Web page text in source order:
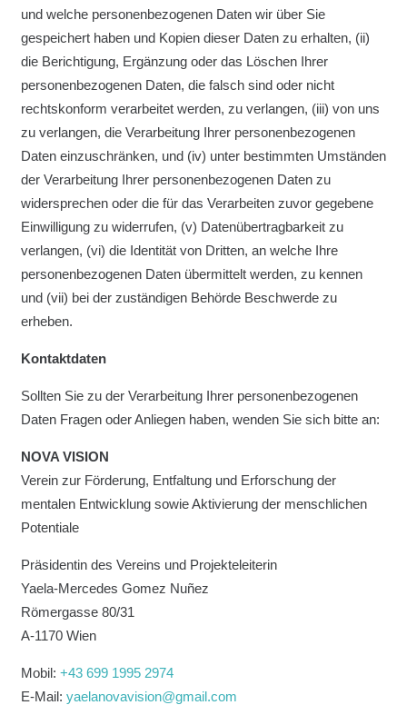
und welche personenbezogenen Daten wir über Sie
gespeichert haben und Kopien dieser Daten zu erhalten, (ii)
die Berichtigung, Ergänzung oder das Löschen Ihrer
personenbezogenen Daten, die falsch sind oder nicht
rechtskonform verarbeitet werden, zu verlangen, (iii) von uns
zu verlangen, die Verarbeitung Ihrer personenbezogenen
Daten einzuschränken, und (iv) unter bestimmten Umständen
der Verarbeitung Ihrer personenbezogenen Daten zu
widersprechen oder die für das Verarbeiten zuvor gegebene
Einwilligung zu widerrufen, (v) Datenübertragbarkeit zu
verlangen, (vi) die Identität von Dritten, an welche Ihre
personenbezogenen Daten übermittelt werden, zu kennen
und (vii) bei der zuständigen Behörde Beschwerde zu
erheben.
Kontaktdaten
Sollten Sie zu der Verarbeitung Ihrer personenbezogenen
Daten Fragen oder Anliegen haben, wenden Sie sich bitte an:
NOVA VISION
Verein zur Förderung, Entfaltung und Erforschung der
mentalen Entwicklung sowie Aktivierung der menschlichen
Potentiale
Präsidentin des Vereins und Projekteleiterin
Yaela-Mercedes Gomez Nuñez
Römergasse 80/31
A-1170 Wien
Mobil: +43 699 1995 2974
E-Mail: yaelanovavision@gmail.com